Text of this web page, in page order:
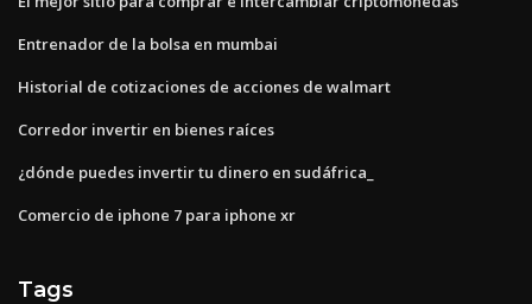
Entrenador de la bolsa en mumbai
Historial de cotizaciones de acciones de walmart
Corredor invertir en bienes raíces
¿dónde puedes invertir tu dinero en sudáfrica_
Comercio de iphone 7 para iphone xr
Tags